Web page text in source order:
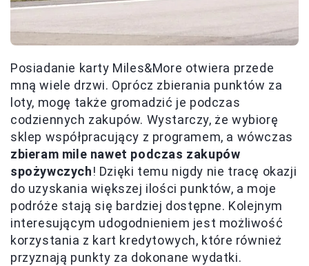
Posiadanie karty Miles&More otwiera przede
mną wiele drzwi. Oprócz zbierania punktów za
loty, mogę także gromadzić je podczas
codziennych zakupów. Wystarczy, że wybiorę
sklep współpracujący z programem, a wówczas
zbieram mile nawet podczas zakupów
spożywczych! Dzięki temu nigdy nie tracę okazji
do uzyskania większej ilości punktów, a moje
podróże stają się bardziej dostępne. Kolejnym
interesującym udogodnieniem jest możliwość
korzystania z kart kredytowych, które również
przyznają punkty za dokonane wydatki.